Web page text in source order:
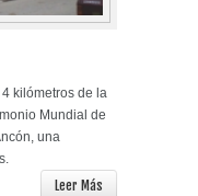
kilómetros de la
Mundial de
una
Leer Más